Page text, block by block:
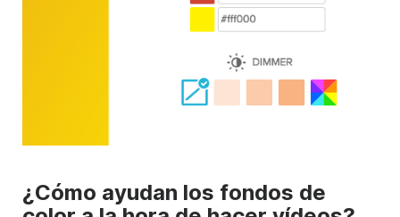
¿Cómo ayudan los fondos de